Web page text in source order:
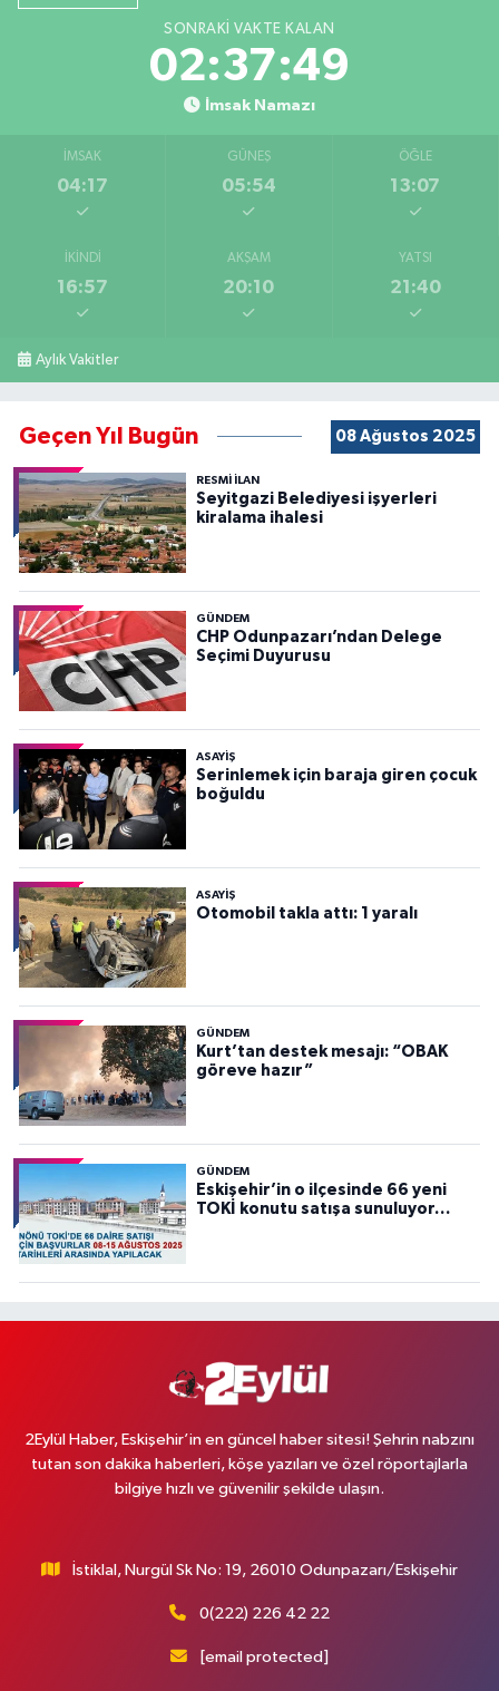
SONRAKI VAKTE KALAN
02:37:49
İmsak Namazı
İMSAK
04:17
GÜNEŞ
05:54
ÖĞLE
13:07
İKINDI
16:57
AKŞAM
20:10
YATSI
21:40
Aylık Vakitler
Geçen Yıl Bugün 08 Ağustos 2025
RESMİ İLAN
Seyitgazi Belediyesi işyerleri
kiralama ihalesi
GÜNDEM
CHP Odunpazarı’ndan Delege
Seçimi Duyurusu
ASAYİŞ
Serinlemek için baraja giren çocuk
boğuldu
ASAYİŞ
Otomobil takla attı: 1 yaralı
GÜNDEM
Kurt’tan destek mesajı: “OBAK
göreve hazır”
GÜNDEM
Eskişehir’in o ilçesinde 66 yeni
TOKİ konutu satışa sunuluyor…
2Eylül Haber, Eskişehir’in en güncel haber sitesi! Şehrin nabzını
tutan son dakika haberleri, köşe yazıları ve özel röportajlarla
bilgiye hızlı ve güvenilir şekilde ulaşın.
İstiklal, Nurgül Sk No: 19, 26010 Odunpazarı/Eskişehir
0(222) 226 42 22
[email protected]